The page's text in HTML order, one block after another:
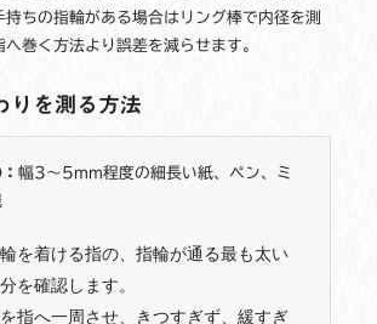
持ちの指輪がある場合はリング棒で内径を測
巻く方法より誤差を減らせます。
りを測る方法
：幅3～5mm程度の細長い紙、ペン、ミ
を着ける指の、指輪が通る最も太い
を確認します。
指へ一周させ、きつすぎず、緩すぎ